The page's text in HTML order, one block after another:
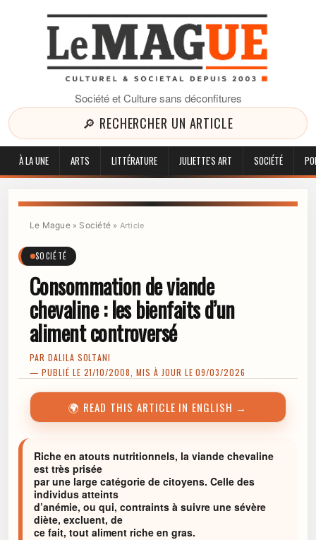
Société et Culture sans déconfitures
🔎 RECHERCHER UN ARTICLE
À LA UNE ARTS LITTÉRATURE JULIETTE'S ART SOCIÉTÉ
Le Mague» Société» Article
SOCIÉTÉ
Consommation de viande
chevaline : les bienfaits d’un
aliment controversé
PAR DALILA SOLTANI
— PUBLIÉ LE 21/10/2008, MIS À JOUR LE 09/03/2026
🌍 READ THIS ARTICLE IN ENGLISH →
Riche en atouts nutritionnels, la viande chevaline
est très prisée
par une large catégorie de citoyens. Celle des
individus atteints
d’anémie, ou qui, contraints à suivre une sévère
diète, excluent, de
ce fait, tout aliment riche en gras.